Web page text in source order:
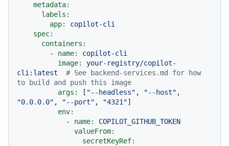
metadata:
labels:
app:
copilot-cli
spec:
containers:
-
name:
copilot-cli
image:
your-registry/copilot-
cli:latest
# See backend-services.md for how
to build and push this image
args:
[ "--headless" , "--host"
"0.0.0.0" , "--port" , "4321"]
env:
-
name:
COPILOT_GITHUB_TOKEN
valueFrom:
secretKeyRef: